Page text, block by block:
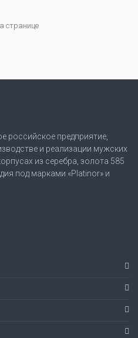
странице
российское предприятие,
и реализации мужских
из серебра, золота 585
под марками «Platinor» и